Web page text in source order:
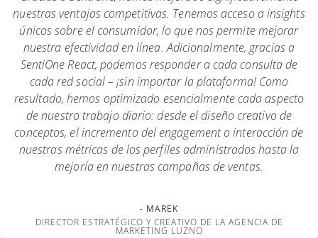
nuestras ventajas competitivas. Tenemos acceso a insights
únicos sobre el consumidor, lo que nos permite mejorar
nuestra efectividad en línea. Adicionalmente, gracias a
SentiOne React, podemos responder a cada consulta de
cada red social – ¡sin importar la plataforma! Como
resultado, hemos optimizado esencialmente cada aspecto
de nuestro trabajo diario: desde el diseño creativo de
conceptos, el incremento del engagement o interacción de
nuestras métricas de los perfiles administrados hasta la
mejoría en nuestras campañas de ventas.
MAREK
DIRECTOR ESTRATÉGICO Y CREATIVO DE LA AGENCIA DE
MARKETING LUZNO